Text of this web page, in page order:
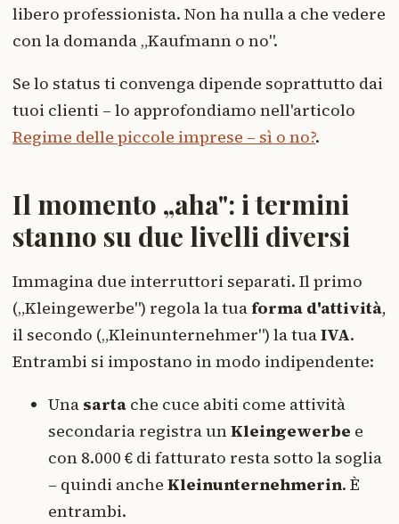
libero professionista. Non ha nulla a che vedere
con la domanda „Kaufmann o no".
Se lo status ti convenga dipende soprattutto dai
tuoi clienti – lo approfondiamo nell'articolo
Regime delle piccole imprese – sì o no?.
Il momento „aha": i termini
stanno su due livelli diversi
Immagina due interruttori separati. Il primo
(„Kleingewerbe") regola la tuaforma d'attività,
il secondo („Kleinunternehmer") la tuaIVA.
Entrambi si impostano in modo indipendente:
Una sarta che cuce abiti come attività
secondaria registra unKleingewerbe e
con 8.000 € di fatturato resta sotto la soglia
– quindi anche Kleinunternehmerin. È
entrambi.